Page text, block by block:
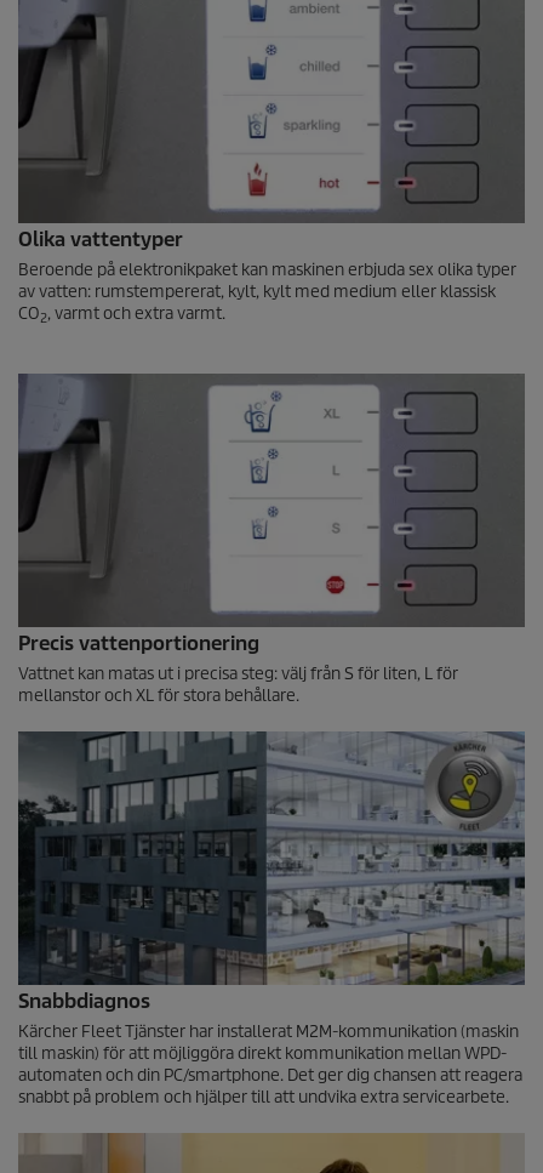
Olika vattentyper
Beroende på elektronikpaket kan maskinen erbjuda sex olika typer
av vatten: rumstempererat, kylt, kylt med medium eller klassisk
CO2, varmt och extra varmt.
Precis vattenportionering
Vattnet kan matas ut i precisa steg: välj från S för liten, L för
mellanstor och XL för stora behållare.
Snabbdiagnos
Kärcher Fleet Tjänster har installerat M2M-kommunikation (maskin
till maskin) för att möjliggöra direkt kommunikation mellan WPD-
automaten och din PC/smartphone. Det ger dig chansen att reagera
snabbt på problem och hjälper till att undvika extra servicearbete.